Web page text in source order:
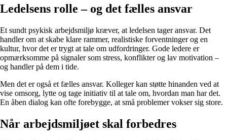
Ledelsens rolle – og det fælles ansvar
Et sundt psykisk arbejdsmiljø kræver, at ledelsen tager ansvar. Det
handler om at skabe klare rammer, realistiske forventninger og en
kultur, hvor det er trygt at tale om udfordringer. Gode ledere er
opmærksomme på signaler som stress, konflikter og lav motivation –
og handler på dem i tide.
Men det er også et fælles ansvar. Kolleger kan støtte hinanden ved at
vise omsorg, lytte og tage initiativ til at tale om, hvordan man har det.
En åben dialog kan ofte forebygge, at små problemer vokser sig store.
Når arbejdsmiljøet skal forbedres